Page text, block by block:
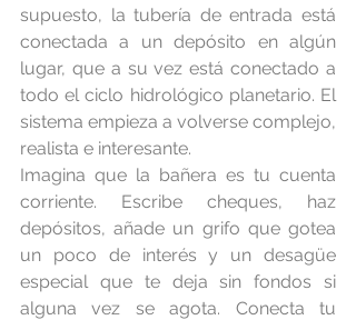
supuesto, la tubería de entrada está
conectada a un depósito en algún
lugar, que a su vez está conectado a
todo el ciclo hidrológico planetario. El
sistema empieza a volverse complejo,
realista e interesante.
Imagina que la bañera es tu cuenta
corriente. Escribe cheques, haz
depósitos, añade un grifo que gotea
un poco de interés y un desagüe
especial que te deja sin fondos si
alguna vez se agota. Conecta tu